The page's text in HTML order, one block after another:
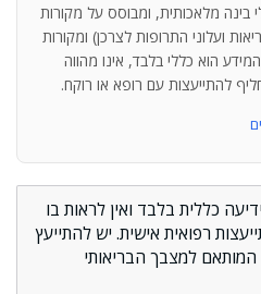
בינה מלאכותית, ומבוסס על מקורות
ועלוני התרופות לצרכן) ומקורות
הוא כללי בלבד, אינו מהווה
להתייעצות עם רופא או רוקח.
כללית בלבד ואין לראות בו
רפואית אישית. יש להתייעץ
המותאם למצבך הבריאותי